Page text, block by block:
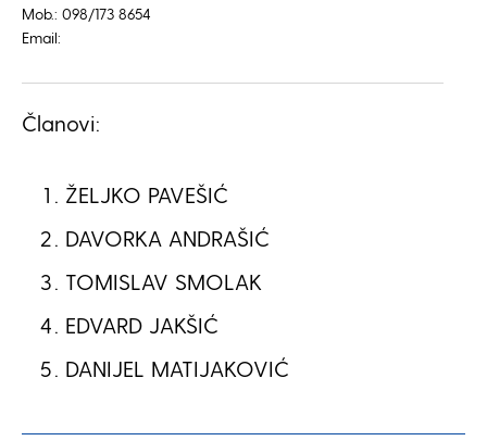
Mob.: 098/173 8654
Email:
Članovi:
ŽELJKO PAVEŠIĆ
DAVORKA ANDRAŠIĆ
TOMISLAV SMOLAK
EDVARD JAKŠIĆ
DANIJEL MATIJAKOVIĆ